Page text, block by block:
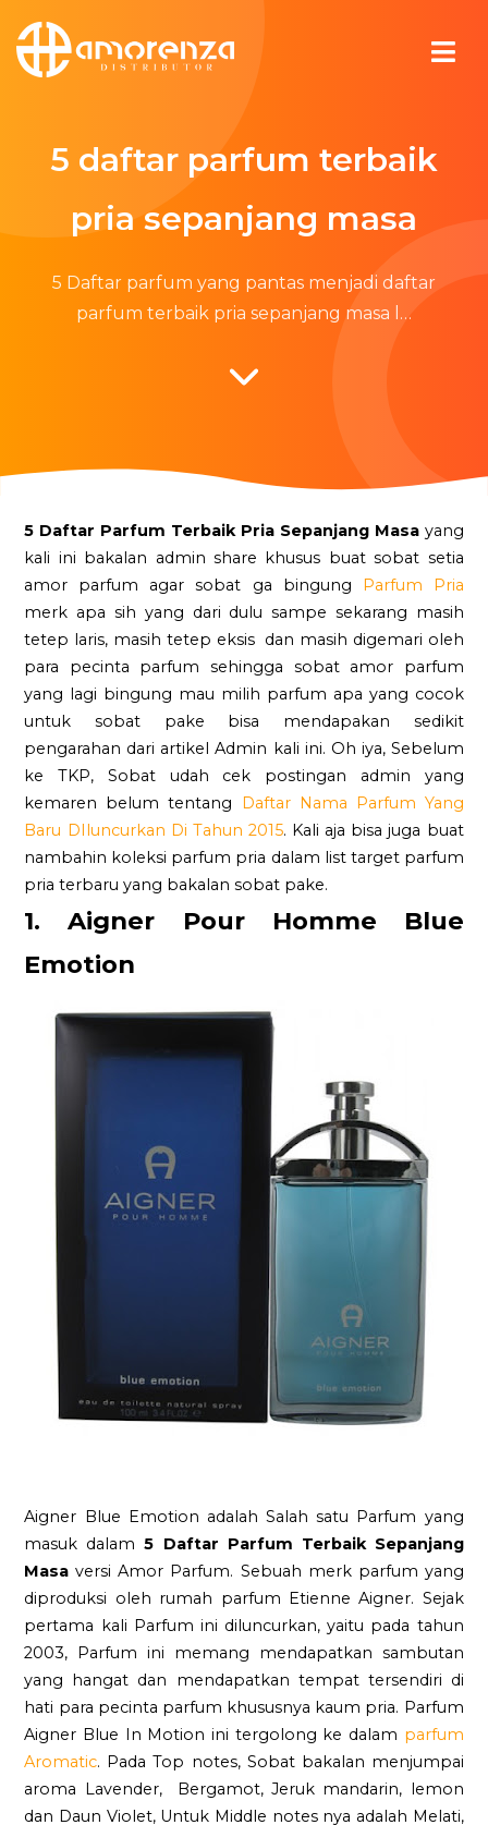
5 daftar parfum terbaik
pria sepanjang masa
5 Daftar parfum yang pantas menjadi daftar
parfum terbaik pria sepanjang masa l…
5 Daftar Parfum Terbaik Pria Sepanjang Masayang
kali ini bakalan admin share khusus buat sobat setia
amor parfum agar sobat ga bingung Parfum Pria
merk apa sih yang dari dulu sampe sekarang masih
tetep laris, masih tetep eksis dan masih digemari oleh
para pecinta parfum sehingga sobat amor parfum
yang lagi bingung mau milih parfum apa yang cocok
untuk sobat pake bisa mendapakan sedikit
pengarahan dari artikel Admin kali ini. Oh iya, Sebelum
ke TKP, Sobat udah cek postingan admin yang
kemaren belum tentang Daftar Nama Parfum Yang
Baru DIluncurkan Di Tahun 2015. Kali aja bisa juga buat
nambahin koleksi parfum pria dalam list target parfum
pria terbaru yang bakalan sobat pake.
1. Aigner Pour Homme Blue
Emotion
Aigner Blue Emotion adalah Salah satu Parfum yang
masuk dalam5 Daftar Parfum Terbaik Sepanjang
Masa versi Amor Parfum. Sebuah merk parfum yang
diproduksi oleh rumah parfum Etienne Aigner. Sejak
pertama kali Parfum ini diluncurkan, yaitu pada tahun
2003, Parfum ini memang mendapatkan sambutan
yang hangat dan mendapatkan tempat tersendiri di
hati para pecinta parfum khususnya kaum pria. Parfum
Aigner Blue In Motion ini tergolong ke dalam parfum
Aromatic. Pada Top notes, Sobat bakalan menjumpai
aroma Lavender, Bergamot, Jeruk mandarin, lemon
dan Daun Violet, Untuk Middle notes nya adalah Melati,